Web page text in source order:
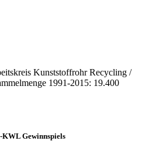
Kunststoffrohr Recycling /
1991-2015: 19.400
Gewinnspiels